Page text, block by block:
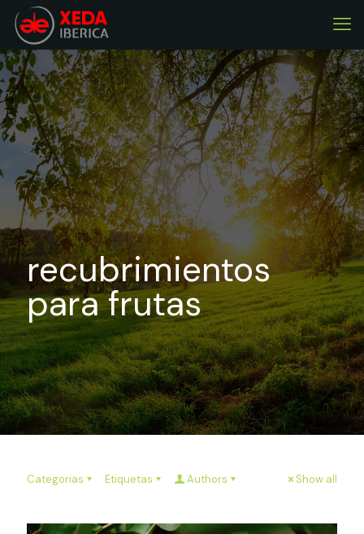
recubrimientos
para frutas
Categorias Etiquetas Authors Show all